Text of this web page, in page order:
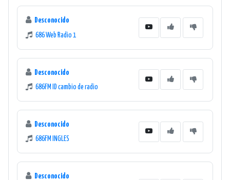
Desconocido
686 Web Radio 1
Desconocido
686FM ID cambio de radio
Desconocido
686FM INGLES
Desconocido